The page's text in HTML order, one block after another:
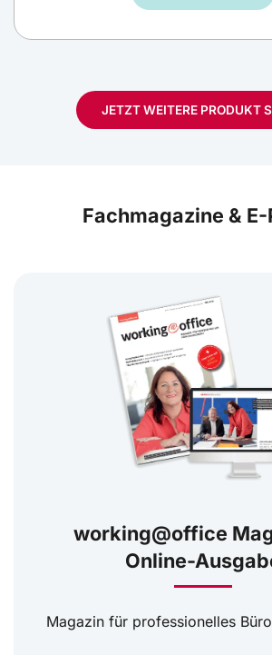
JETZT WEITERE PRODUKT
Fachmagazine &
working@office
Online-
Magazin für professionelles